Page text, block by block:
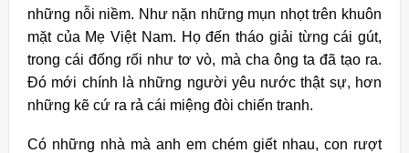
những nỗi niềm. Như nặn những mụn nhọt trên khuôn
mặt của Mẹ Việt Nam. Họ đến tháo giải từng cái gút,
trong cái đống rối như tơ vò, mà cha ông ta đã tạo ra.
Đó mới chính là những người yêu nước thật sự, hơn
những kẽ cứ ra rả cái miệng đòi chiến tranh.
Có những nhà mà anh em chém giết nhau, con rượt